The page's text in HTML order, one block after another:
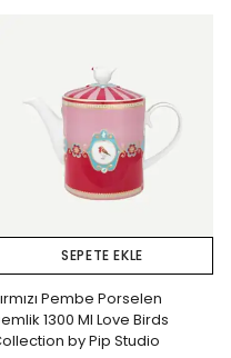
SEPETE EKLE
Pembe Porselen
1300 Ml Love Birds
by Pip Studio